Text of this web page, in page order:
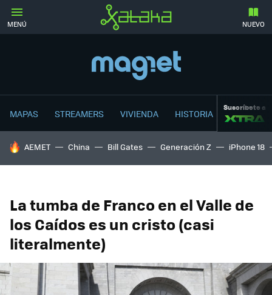
MENÚ NUEVO
MAPAS STREAMERS VIVIENDA HISTORIA Suscríbete a
HOY SE HABLA DE
AEMET China Bill Gates Generación Z iPhone 18
La tumba de Franco en el Valle de
los Caídos es un cristo (casi
literalmente)